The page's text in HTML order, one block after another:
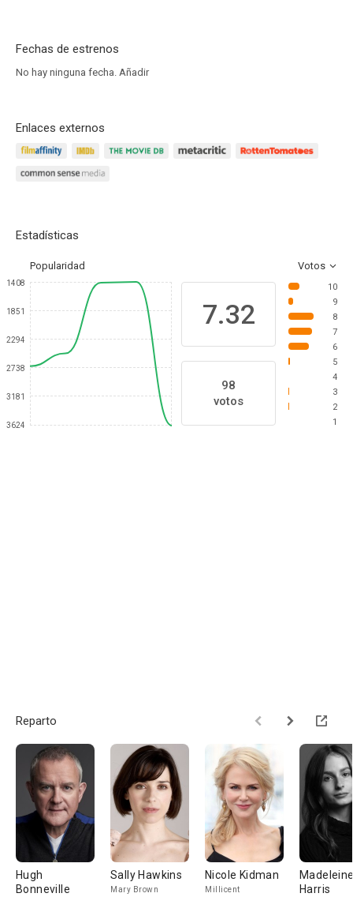
Fechas de estrenos
No hay ninguna fecha. Añadir
Enlaces externos
Estadísticas
Popularidad Votos
1408
1851
2294
2738
3181
3624
7.32
98
votos
10
9
8
7
6
5
4
3
2
1
Reparto
Hugh
Bonneville
Sally Hawkins
Mary Brown
Nicole Kidman
Millicent
Harris